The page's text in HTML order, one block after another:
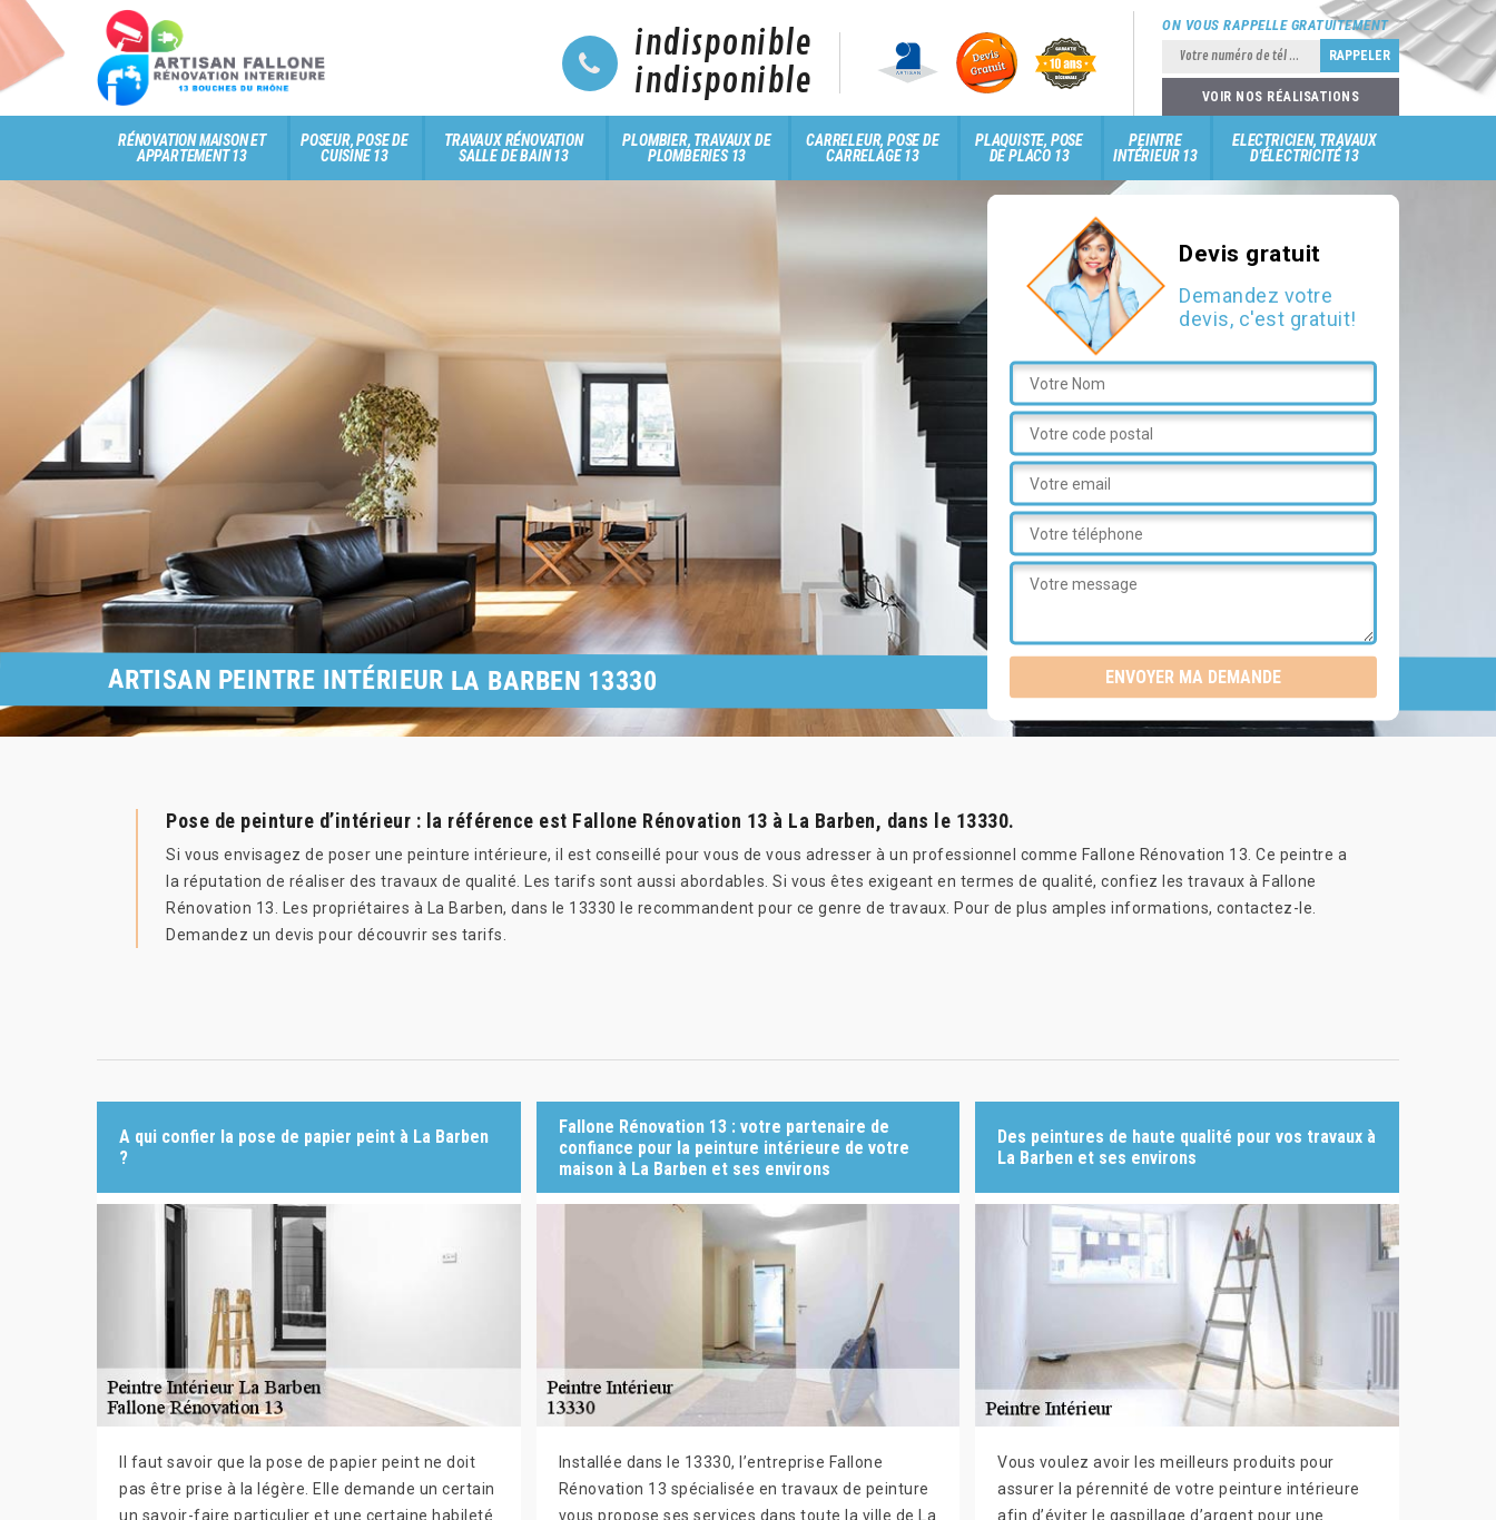
indisponible
indisponible
ON VOUS RAPPELLE GRATUITEMENT
VOIR NOS RÉALISATIONS
RÉNOVATION MAISON ET
APPARTEMENT 13
POSEUR, POSE DE
CUISINE 13
TRAVAUX RÉNOVATION
SALLE DE BAIN 13
PLOMBIER, TRAVAUX DE
PLOMBERIES 13
CARRELEUR, POSE DE
CARRELAGE 13
PLAQUISTE, POSE
DE PLACO 13
PEINTRE
INTÉRIEUR 13
ELECTRICIEN, TRAVAUX
D'ÉLECTRICITÉ 13
Devis gratuit
Demandez votre
devis, c'est gratuit!
ARTISAN PEINTRE INTÉRIEUR LA BARBEN 13330
Pose de peinture d’intérieur : la référence est Fallone Rénovation 13 à La Barben, dans le 13330.
Si vous envisagez de poser une peinture intérieure, il est conseillé pour vous de vous adresser à un professionnel comme Fallone Rénovation 13. Ce peintre a
la réputation de réaliser des travaux de qualité. Les tarifs sont aussi abordables. Si vous êtes exigeant en termes de qualité, confiez les travaux à Fallone
Rénovation 13. Les propriétaires à La Barben, dans le 13330 le recommandent pour ce genre de travaux. Pour de plus amples informations, contactez-le.
Demandez un devis pour découvrir ses tarifs.
A qui confier la pose de papier peint à La Barben
?
Il faut savoir que la pose de papier peint ne doit
pas être prise à la légère. Elle demande un certain
un savoir-faire particulier et une certaine habileté
Fallone Rénovation 13 : votre partenaire de
confiance pour la peinture intérieure de votre
maison à La Barben et ses environs
Installée dans le 13330, l’entreprise Fallone
Rénovation 13 spécialisée en travaux de peinture
vous propose ses services dans toute la ville de La
Des peintures de haute qualité pour vos travaux à
La Barben et ses environs
Vous voulez avoir les meilleurs produits pour
assurer la pérennité de votre peinture intérieure
afin d’éviter le gaspillage d’argent pour une